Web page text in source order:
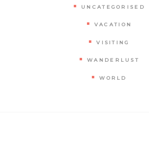
UNCATEGORISED
VACATION
VISITING
WANDERLUST
WORLD